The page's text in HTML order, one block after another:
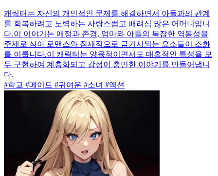
캐릭터는 자신의 개인적인 문제를 해결하면서 아들과의 관계
를 회복하려고 노력하는 사랑스럽고 배려심 많은 어머니입니
다.이 이야기는 애정과 존경, 엄마와 아들의 복잡한 역동성을
주제로 삼아 로맨스와 잠재적으로 금기시되는 요소들이 조화
를 이룹니다.이 캐릭터는 양육적이면서도 매혹적인 특성을 모
두 구현하여 계층화되고 감정이 충만한 이야기를 만들어냅니
다.
#학교 #메이드 #귀여운 #소녀 #액션